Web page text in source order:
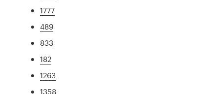
1777
489
833
182
1263
1358